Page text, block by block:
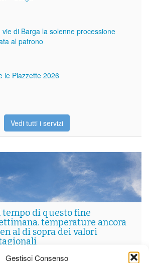
Gestisci Consenso
vie di Barga la solenne processione
al patrono
le Piazzette 2026
Vedi tutti i servizi
tempo di questo fine
temperature ancora
al di sopra dei valori